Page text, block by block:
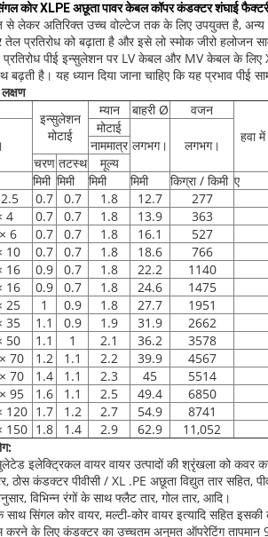
कोर XLPE अछूता पावर केबल कॉपर कंडक्टर शंघाई
लेकर अतिरिक्त उच्च वोल्टेज तक के लिए उपयुक्त है, अन्य
तेल प्रतिरोध को बढ़ाता है और इसे लो स्मोक जीरो हलोजन
पीई इन्सुलेशन पर LV केबल और MV केबल के लिए
बढ़ती है। यह ध्यान दिया जाना चाहिए कि यह प्रभाव पीई
इन्सुलेशन
मोटाई
म्यान बाहरी Ø
वजन
हवा
मोटाई
लगभग।
लगभग।
नाममात्र
चरण तटस्थ
मूल्य
मिमी मिमी मिमी मिमी किग्रा / किमी ए
0.7 0.7 1.8 12.7 277
4
0.7 0.7 1.8 13.9 363
6
0.7 0.7 1.8 16.1 527
10
0.7 0.7 1.8 18.6 766
16
0.9 0.7 1.8 22.2 1140
16
0.9 0.7 1.8 24.6 1475
25
1 0.9 1.8 27.7 1951
35
1.1 0.9 1.9 31.9 2662
50
1.1 1 2.1 36.2 3578
70
1.2 1.1 2.2 39.9 4567
70
1.4 1.1 2.3 45 5514
95
1.6 1.1 2.5 49.4 6850
120 1.7 1.2 2.7 54.9 8741
150 1.8 1.4 2.9 62.9 11,052
इलेक्ट्रिकल वायर वायर उत्पादों की श्रृंखला को
कंडक्टर पीवीसी / XL .PE अछूता विद्युत तार सहित,
विभिन्न रंगों के साथ फ्लैट तार, गोल तार, आदि।
सिंगल कोर वायर, मल्टी-कोर वायर इत्यादि सहित
के लिए कंडक्टर का उच्चतम अनुमत ऑपरेटिंग तापमान